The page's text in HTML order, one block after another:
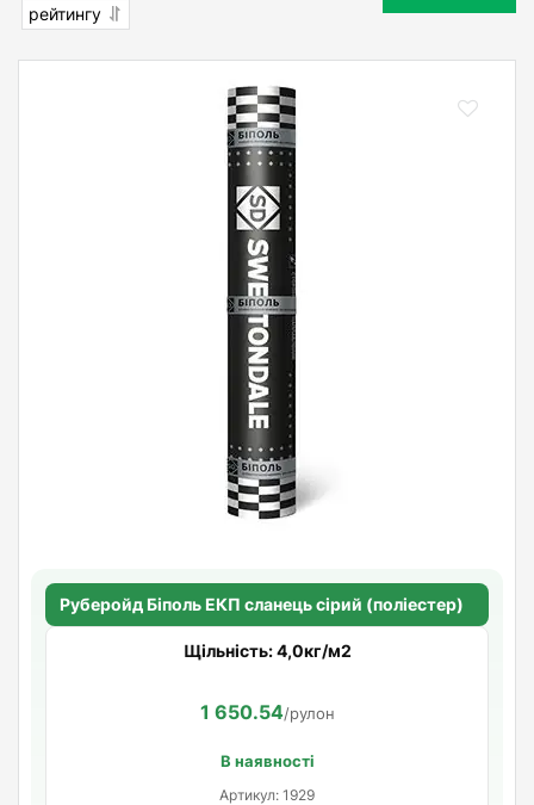
рейтингу
Руберойд Бiполь ЕКП сланець сірий (поліестер)
Щільність: 4,0кг/м2
1 650.54/рулон
В наявності
Артикул: 1929